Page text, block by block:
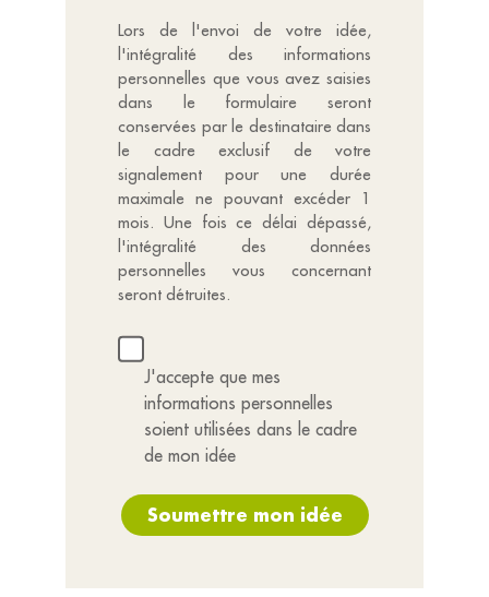
Lors de l'envoi de votre idée,
l'intégralité des informations
personnelles que vous avez saisies
dans le formulaire seront
conservées par le destinataire dans
le cadre exclusif de votre
signalement pour une durée
maximale ne pouvant excéder 1
mois. Une fois ce délai dépassé,
l'intégralité des données
personnelles vous concernant
seront détruites.
J'accepte que mes
informations personnelles
soient utilisées dans le cadre
de mon idée
Soumettre mon idée